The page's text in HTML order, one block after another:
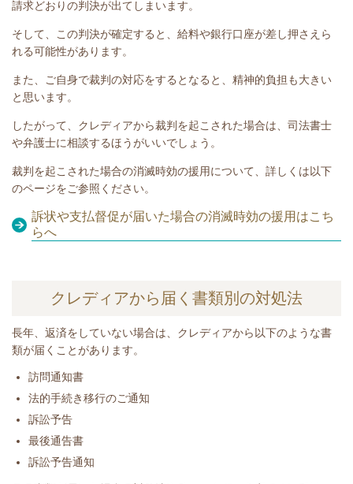
請求どおりの判決が出てしまいます。
そして、この判決が確定すると、給料や銀行口座が差し押さえら
れる可能性があります。
また、ご自身で裁判の対応をするとなると、精神的負担も大きい
と思います。
したがって、クレディアから裁判を起こされた場合は、司法書士
や弁護士に相談するほうがいいでしょう。
裁判を起こされた場合の消滅時効の援用について、詳しくは以下
のページをご参照ください。
訴状や支払督促が届いた場合の消滅時効の援用はこち
らへ
クレディアから届く書類別の対処法
長年、 返済をしていない場合は、クレディアから以下のような書
類が届くことがあります。
​訪問通知書
法的手続き移行のご通知
訴訟予告
最後通告書
訴訟予告通知